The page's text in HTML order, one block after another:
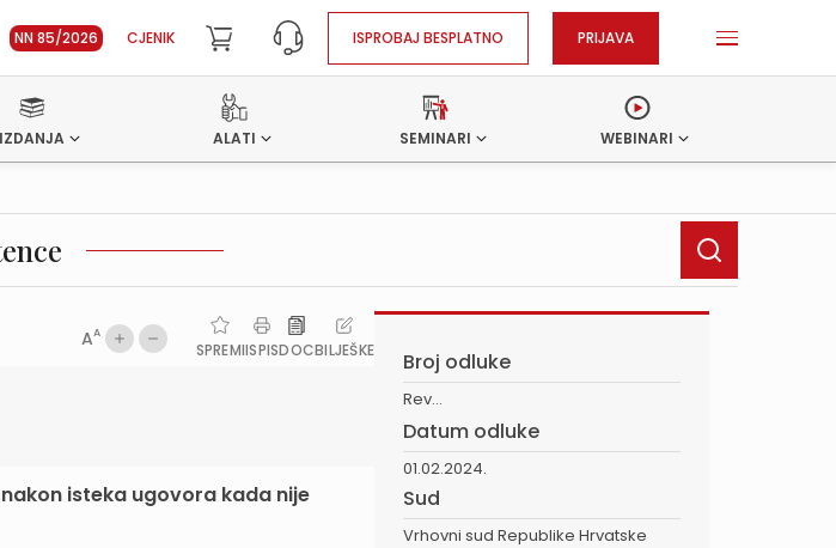
NN 85/2026 CJENIK ISPROBAJ BESPLATNO PRIJAVA
IZDANJA ALATI SEMINARI WEBINARI
AA
SPREMIISPISDOCBILJEŠKE
nakon isteka ugovora kada nije
Broj odluke
Rev...
Datum odluke
01.02.2024.
Sud
Vrhovni sud Republike Hrvatske